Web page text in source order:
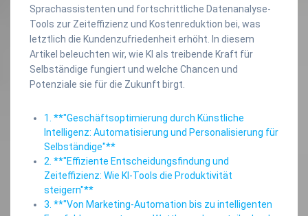
Sprachassistenten und fortschrittliche Datenanalyse-
Tools zur Zeiteffizienz und Kostenreduktion bei, was
letztlich die Kundenzufriedenheit erhöht. In diesem
Artikel beleuchten wir, wie KI als treibende Kraft für
Selbständige fungiert und welche Chancen und
Potenziale sie für die Zukunft birgt.
1. **"Geschäftsoptimierung durch Künstliche
Intelligenz: Automatisierung und Personalisierung für
Selbständige"**
2. **"Effiziente Entscheidungsfindung und
Zeiteffizienz: Wie KI-Tools die Produktivität
steigern"**
3. **"Von Marketing-Automation bis zu intelligenten